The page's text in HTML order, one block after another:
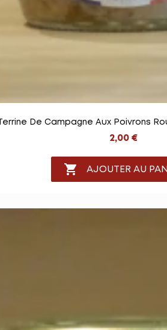
Terrine De Campagne Aux Poivrons
2,00 €
 AJOUTER AU